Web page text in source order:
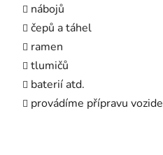
nábojů
čepů a táhel
ramen
tlumičů
baterií atd.
provádíme přípravu